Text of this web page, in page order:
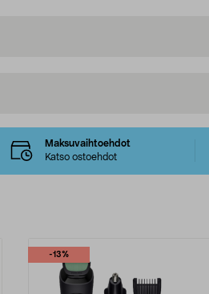
Maksuvaihtoehdot
Katso ostoehdot
-13%